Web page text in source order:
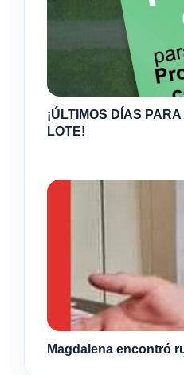
¡ÚLTIMOS DÍAS
LOTE!
Magdalena encontró